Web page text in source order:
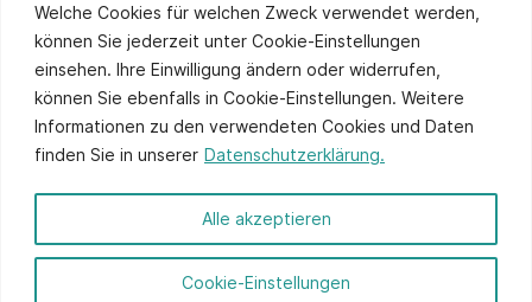
Welche Cookies für welchen Zweck verwendet werden,
können Sie jederzeit unter Cookie-Einstellungen
einsehen. Ihre Einwilligung ändern oder widerrufen,
können Sie ebenfalls in Cookie-Einstellungen. Weitere
Informationen zu den verwendeten Cookies und Daten
finden Sie in unserer Datenschutzerklärung.
Cookie-Einstellungen
Alle akzeptieren
© 2026 ITCS - Website byaxtesys
Impressum